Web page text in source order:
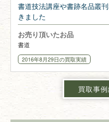
書道技法講座や書跡名品叢
きました
お売り頂いたお品
書道
2016年8月29日の買取実績
買取事